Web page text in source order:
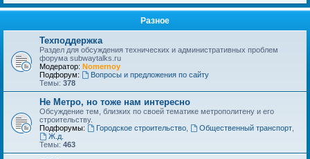
Разное
Техподдержка
Раздел для обсуждения технических и административных проблем
форума subwaytalks.ru
Модератор: Nomernoy
Подфорум:
Вопросы и предложения по сайту
Темы: 378
Не Метро, но тоже нам интересно
Обсуждение тем, близких по своей тематике метрополитену и его
строительству.
Подфорумы:
Городское строительство, Общественный транспорт,
Ж.д.
Темы: 463